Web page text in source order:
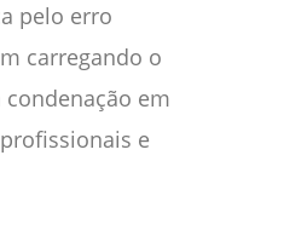
pelo erro
carregando o
em
e